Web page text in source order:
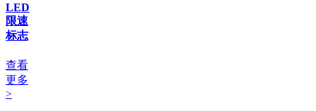
LED
限速
标志
查看
更多
>